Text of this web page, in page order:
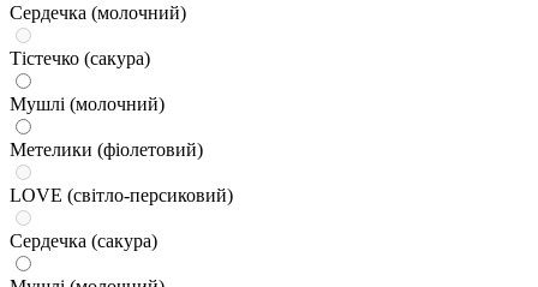
Сердечка (молочний)
Тістечко (сакура)
Мушлі (молочний)
Метелики (фіолетовий)
LOVE (світло-персиковий)
Сердечка (сакура)